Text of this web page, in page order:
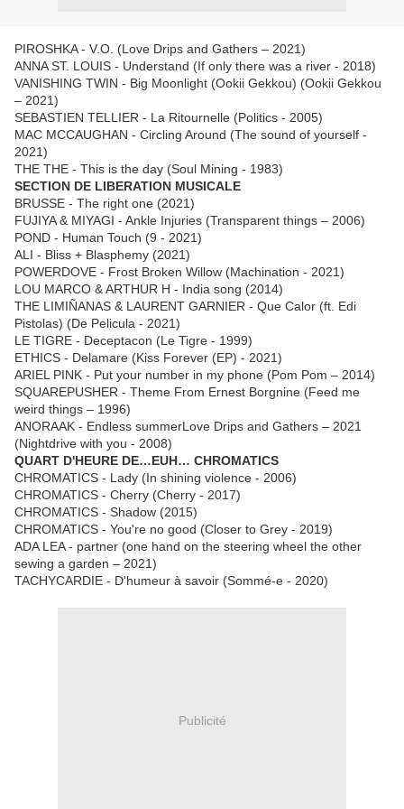
PIROSHKA - V.O. (Love Drips and Gathers – 2021)
ANNA ST. LOUIS - Understand (If only there was a river - 2018)
VANISHING TWIN - Big Moonlight (Ookii Gekkou) (Ookii Gekkou
– 2021)
SEBASTIEN TELLIER - La Ritournelle (Politics - 2005)
MAC MCCAUGHAN - Circling Around (The sound of yourself -
2021)
THE THE - This is the day (Soul Mining - 1983)
SECTION DE LIBERATION MUSICALE
BRUSSE - The right one (2021)
FUJIYA & MIYAGI - Ankle Injuries (Transparent things – 2006)
POND - Human Touch (9 - 2021)
ALI - Bliss + Blasphemy (2021)
POWERDOVE - Frost Broken Willow (Machination - 2021)
LOU MARCO & ARTHUR H - India song (2014)
THE LIMIÑANAS & LAURENT GARNIER - Que Calor (ft. Edi
Pistolas) (De Pelicula - 2021)
LE TIGRE - Deceptacon (Le Tigre - 1999)
ETHICS - Delamare (Kiss Forever (EP) - 2021)
ARIEL PINK - Put your number in my phone (Pom Pom – 2014)
SQUAREPUSHER - Theme From Ernest Borgnine (Feed me
weird things – 1996)
ANORAAK - Endless summerLove Drips and Gathers – 2021
(Nightdrive with you - 2008)
QUART D'HEURE DE…EUH… CHROMATICS
CHROMATICS - Lady (In shining violence - 2006)
CHROMATICS - Cherry (Cherry - 2017)
CHROMATICS - Shadow (2015)
CHROMATICS - You're no good (Closer to Grey - 2019)
ADA LEA - partner (one hand on the steering wheel the other
sewing a garden – 2021)
TACHYCARDIE - D'humeur à savoir (Sommé-e - 2020)
Publicité